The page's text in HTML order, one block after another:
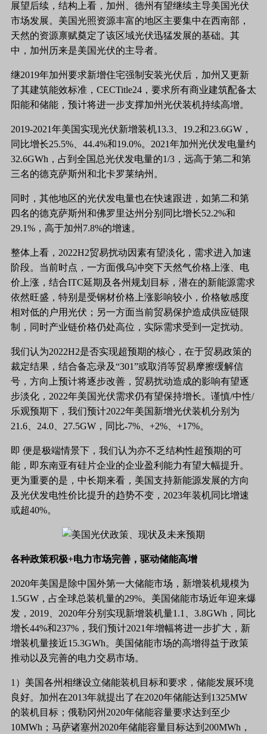
展望后续，结构上看，加州、德州有望继续主导美国光伏
市场发展。美国光照资源丰富的地区主要集中在西南部，
天然的资源禀赋奠定了该区域光伏迅猛发展的基础。其
中，加州历来是美国光伏的主导者。
继2019年加州要求新增住宅强制安装光伏后，加州又更新
了其建筑能效标准，CECTitle24，要求所有商业建筑配备太
阳能和储能，预计将进一步支撑加州光伏装机持续高增。
2019-2021年美国实现光伏新增装机13.3、19.2和23.6GW，
同比增长25.5%、44.4%和19.0%。2021年加州光伏发电量约
32.6GWh，占到全国总光伏发电量的1/3，远高于第二和第
三名的德克萨斯州和北卡罗莱纳州。
同时，其他地区的光伏发电量也在快速跟进，如第二和第
四名的德克萨斯州和佛罗里达州分别同比增长52.2%和
29.1%，高于加州7.8%的增速。
整体上看， 2022H2贸易扰动因素有望淡化，需求进入加速
阶段。当前时点，一方面俄乌冲突下天然气价格上涨、电
价上涨，结合ITC延期及各州规划目标，潜在的新能源需求
依然旺盛，特别是受钢材价格上涨影响较小，价格敏感度
相对低的户用光伏；另一方面当前贸易保护造成供应链限
制，同时产业链价格仍处高位，实际需求受到一定扰动。
我们认为2022H2是否实现超预期的核心，在于贸易政策的
裁定结果，结合备忘录及“301”或取消等贸易摩擦缓解信
号，方向上预计将逐步改善，贸易扰动造成的影响有望逐
步淡化，2022年美国光伏需求仍有望保持增长。谨慎/中性/
乐观预期下，我们预计2022年美国新增光伏装机分别为
21.6、24.0、27.5GW，同比-7%、+2%、+17%。
即 便是极端情景下，我们认为亦不乏结构性超预期的可
能，即东南亚有硅片企业的企业盈利能力有望大幅提升。
更为重要的是，中长期来看，美国支持新能源发展的方向
及光伏发电性价比提升的趋势不变，2023年装机同比增速
或超40%。
各种政策积极+电力市场完善，驱动储能高增
2020年美国是除中国外第一大储能市场，新增装机规模为
1.5GW，占全球总装机量的29%。美国储能市场近年迎来爆
发，2019、2020年分别实现新增装机量1.1、3.8GWh，同比
增长44%和237%，我们预计2021年增幅将进一步扩大，新
增装机量接近15.3GWh。美国储能市场的高增得益于政策
推动以及完善的电力交易市场。
1）美国各州相继设立储能装机目标和要求，储能发展环境
良好。加州在2013年就提出了在2020年储能达到1325MW
的装机目标；俄勒冈州2020年储能容量要求达到至少
10MWh；马萨诸塞州2020年储能容量目标达到200MWh，